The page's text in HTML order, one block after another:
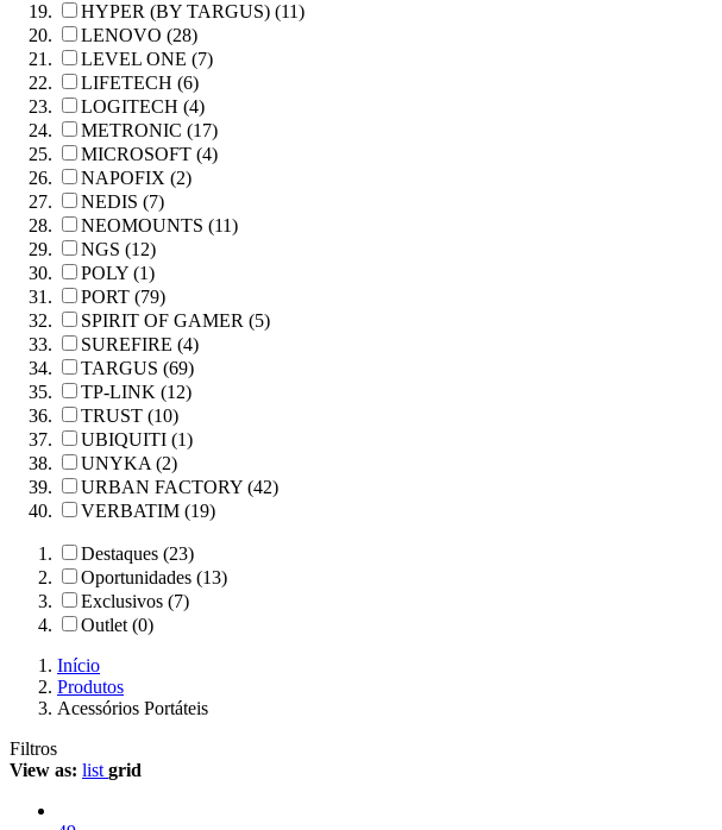
HYPER (BY TARGUS) (11)
LENOVO (28)
LEVEL ONE (7)
LIFETECH (6)
LOGITECH (4)
METRONIC (17)
MICROSOFT (4)
NAPOFIX (2)
NEDIS (7)
NEOMOUNTS (11)
NGS (12)
POLY (1)
PORT (79)
SPIRIT OF GAMER (5)
SUREFIRE (4)
TARGUS (69)
TP-LINK (12)
TRUST (10)
UBIQUITI (1)
UNYKA (2)
URBAN FACTORY (42)
VERBATIM (19)
Destaques (23)
Oportunidades (13)
Exclusivos (7)
Outlet (0)
Início
Produtos
Acessórios Portáteis
Filtros
View as: list grid